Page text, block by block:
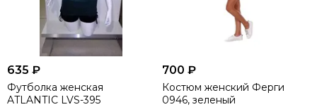
635 ₽
Футболка женская
ATLANTIC LVS-395
700 ₽
Костюм женский Ферги
0946, зеленый